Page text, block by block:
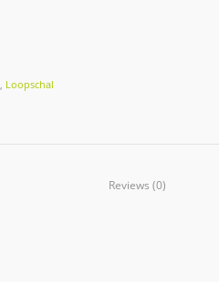
Loopschal